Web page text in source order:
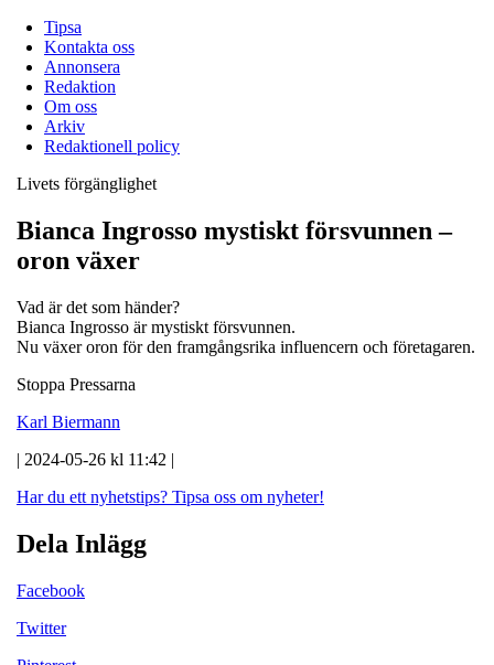
Tipsa
Kontakta oss
Annonsera
Redaktion
Om oss
Arkiv
Redaktionell policy
Livets förgänglighet
Bianca Ingrosso mystiskt försvunnen –
oron växer
Vad är det som händer?
Bianca Ingrosso är mystiskt försvunnen.
Nu växer oron för den framgångsrika influencern och företagaren.
Stoppa Pressarna
Karl Biermann
| 2024-05-26 kl 11:42 |
Har du ett nyhetstips? Tipsa oss om nyheter!
Dela Inlägg
Facebook
Twitter